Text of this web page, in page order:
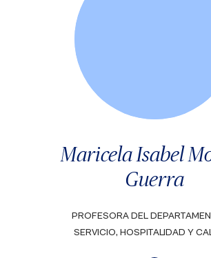
Maricela Isabel
Guerra
PROFESORA DEL
SERVICIO, HOSPITALIDAD Y